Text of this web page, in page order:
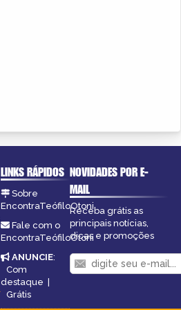
LINKS RÁPIDOS
Sobre
EncontraTeófiloOtoni
Fale com o
EncontraTeófiloOtoni
ANUNCIE:
Com
destaque
Grátis
NOVIDADES POR E-
MAIL
Receba grátis as
principais notícias,
dicas e promoções